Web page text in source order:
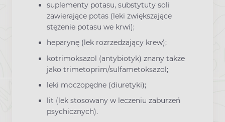
suplementy potasu, substytuty soli
zawierające potas (leki zwiększające
stężenie potasu we krwi);
heparynę (lek rozrzedzający krew);
kotrimoksazol (antybiotyk) znany także
jako trimetoprim/sulfametoksazol;
leki moczopędne (diuretyki);
lit (lek stosowany w leczeniu zaburzeń
psychicznych).